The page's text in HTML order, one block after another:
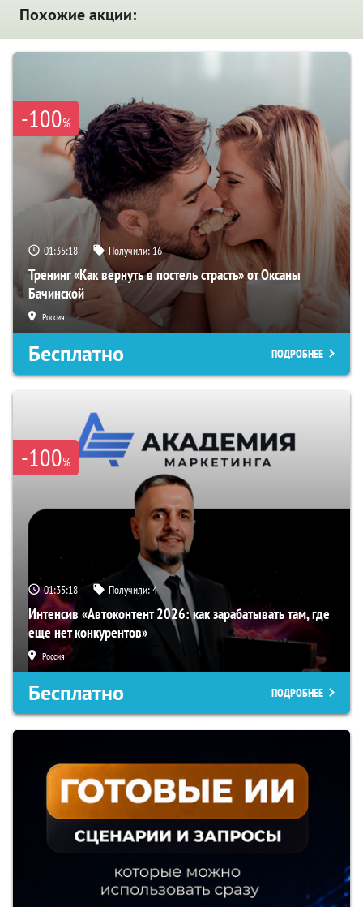
Похожие акции:
-100%
01:35:17 Получили:16
Тренинг «Как вернуть в постель страсть» от Оксаны
Бачинской
Россия
Бесплатно ПОДРОБНЕЕ
-100%
01:35:17 Получили:4
Интенсив «Автоконтент 2026: как зарабатывать там, где
еще нет конкурентов»
Россия
Бесплатно ПОДРОБНЕЕ